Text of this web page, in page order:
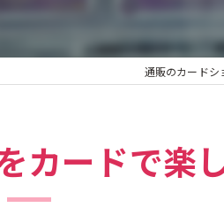
通販のカードシ
カードで楽